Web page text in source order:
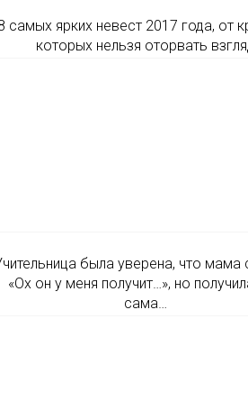
самых ярких невест 2017 года, от
которых нельзя оторвать
была уверена, что мама
«Ох он у меня получит…», но
сама…